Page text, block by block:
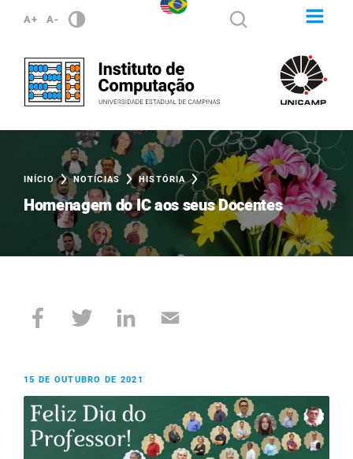
A+ A-
INÍCIO NOTÍCIAS HISTÓRIA
Homenagem do IC aos seus Docentes
15 DE OUTUBRO DE 2021